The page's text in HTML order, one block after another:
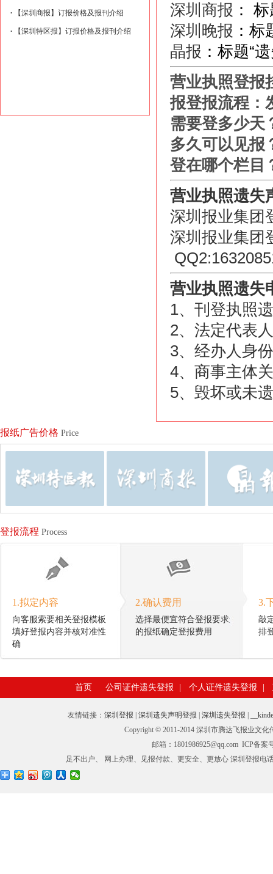
【深圳商报】订报价格及报刊介绍
【深圳特区报】订报价格及报刊介绍
深圳商报 ：
深圳晚报 ：
晶报 ：标题“
营业执照登报
报登报流程
需要登多少天
多久可以见报
登在哪个栏目
营业执照遗失
深圳报业集团
深圳报业集
营业执照遗失
1、刊登执照
2、法定代表
3、经办人身
4、商事主体
5、毁坏或未
报纸广告价格 Price
登报流程 Process
1.拟定内容
向客服索要相关登报模板
填好登报内容并核对准性
确
2.确认费用
选择最便宜符合登报要求
的报纸确定登报费用
3.
敲
排
首页 公司证件遗失登报 个人证件遗失登报
友情链接： 深圳登报 深圳遗失声明登报 深圳遗失登报
Copyright © 2011-2014 深圳市腾达飞报业文
邮箱：1801986925@qq.com ICP备案
足不出户、 网上办理、见报付款、更安全、更放心 深圳登报电